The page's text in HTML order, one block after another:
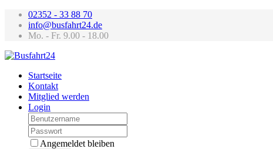
02352 - 33 88 70
info@busfahrt24.de
Mo. - Fr. 9.00 - 18.00
Startseite
Kontakt
Mitglied werden
Login
Angemeldet bleiben